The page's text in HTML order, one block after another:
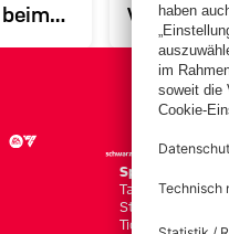
beim
FC
lernt
von
Sacha
Boey
Spiele
Tabellen
Statistiken
Tickets